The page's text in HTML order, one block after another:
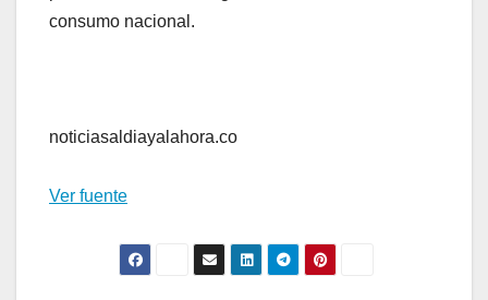
consumo nacional.
noticiasaldiayalahora.co
Ver fuente